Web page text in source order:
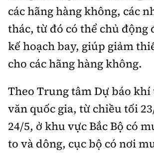
các hãng hàng không, các
thác, từ đó có thể chủ động
kế hoạch bay, giúp giảm
cho các hãng hàng không.
Theo Trung tâm Dự báo
văn quốc gia, từ chiều tối
24/5, ở khu vực Bắc Bộ có
to và dông, cục bộ có nơi